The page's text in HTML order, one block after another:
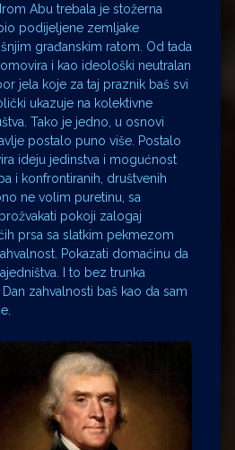
Abu trebala je stožerna
podijeljene zemljake
građanskim ratom. Od tada
i kao ideološki neutralan
jela koje za taj praznik baš svi
ukazuje na kolektivne
Tako je jedno, u osnovi
postalo puno više. Postalo
ideju jedinstva i mogućnost
i konfrontiranih, društvenih
ne volim puretinu, sa
pokoji zalogaj
prsa sa slatkim pekmezom
Pokazati domaćinu da
I to bez trunka
zahvalnosti baš kao da sam